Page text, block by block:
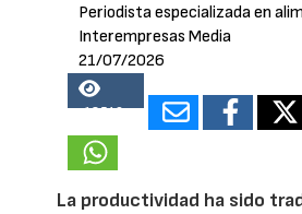
Periodista especializada en
Interempresas Media
21/07/2026
18546
La productividad ha sido